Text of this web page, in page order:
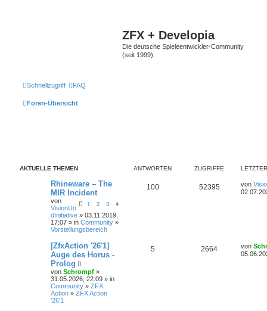
ZFX + Developia
Die deutsche Spieleentwickler-Community
(seit 1999).
Schnellzugriff FAQ
Foren-Übersicht
AKTUELLE THEMEN ANTWORTEN ZUGRIFFE
Rhineware – The
MIR Incident
1 2 3 4
von
VisionUn
dInitiative » 03.11.2019,
17:07 » in Community »
Vorstellungsbereich
100 52395 von
[ZfxAction '26'1]
Auge des Horus -
Prolog
von Schrompf »
31.05.2026, 22:09 » in
Community » ZFX
Action » ZFX Action
'26'1
5 2664 von